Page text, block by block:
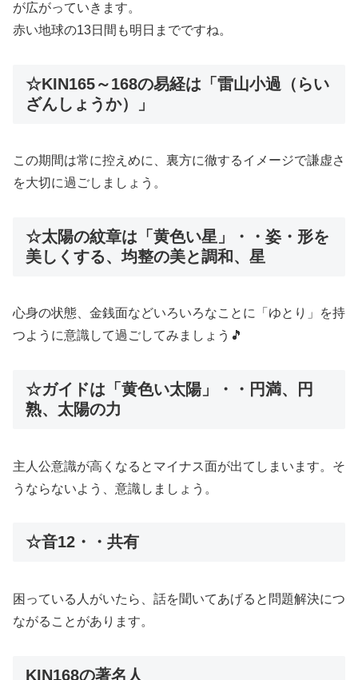
が広がっていきます。
赤い地球の13日間も明日までですね。
☆KIN165～168の易経は「雷山小過（らい
ざんしょうか）」
この期間は常に控えめに、裏方に徹するイメージで謙虚さ
を大切に過ごしましょう。
☆太陽の紋章は「黄色い星」・・姿・形を
美しくする、均整の美と調和、星
心身の状態、金銭面などいろいろなことに「ゆとり」を持
つように意識して過ごしてみましょう🎵
☆ガイドは「黄色い太陽」・・円満、円
熟、太陽の力
主人公意識が高くなるとマイナス面が出てしまいます。そ
うならないよう、意識しましょう。
☆音12・・共有
困っている人がいたら、話を聞いてあげると問題解決につ
ながることがあります。
KIN168の著名人